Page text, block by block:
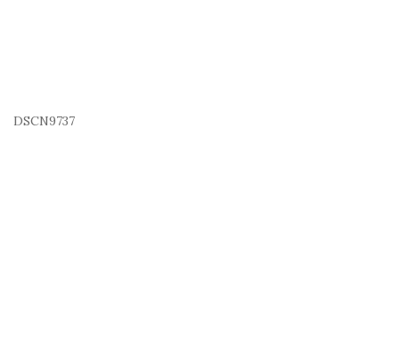
DSCN9737